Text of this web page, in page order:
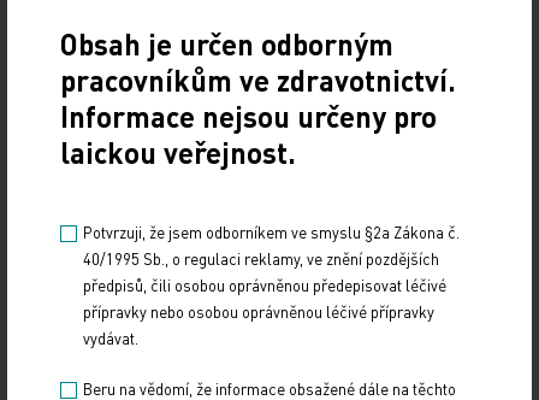
POLITIKA
Sdílejte článek
Obsah je určen odborným
pracovníkům ve zdravotnictví.
Informace nejsou určeny pro
laickou veřejnost.
Potvrzuji, že jsem odborníkem ve smyslu §2a Zákona č.
40/1995 Sb., o regulaci reklamy, ve znění pozdějších
předpisů, čili osobou oprávněnou předepisovat léčivé
přípravky nebo osobou oprávněnou léčivé přípravky
vydávat.
Beru na vědomí, že informace obsažené dále na těchto